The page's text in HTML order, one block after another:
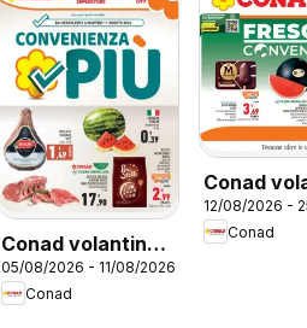
Conad volantino
Convenienza Più
05/08/2026 - 11/08/2026
Conad
Conad
12/08/2026 -
Conad